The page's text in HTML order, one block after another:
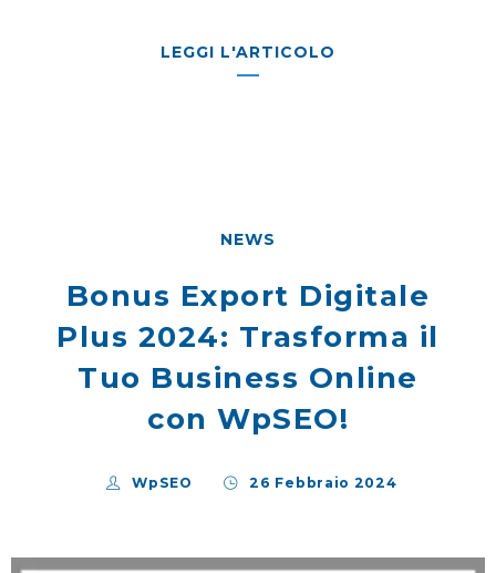
LEGGI L'ARTICOLO
NEWS
Bonus Export Digitale
Plus 2024: Trasforma il
Tuo Business Online
con WpSEO!
WpSEO 26 Febbraio 2024